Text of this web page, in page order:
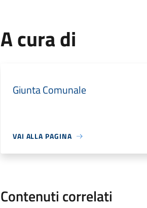
A cura di
Giunta Comunale
VAI ALLA PAGINA
Contenuti correlati